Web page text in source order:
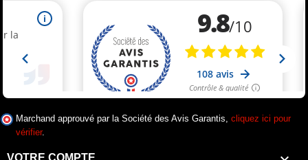
Marchand approuvé par la Société des Avis Garantis, cliquez ici pour
vérifier.